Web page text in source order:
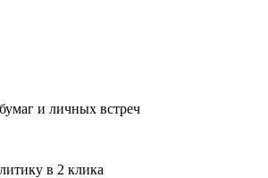
и личных встреч
в 2 клика